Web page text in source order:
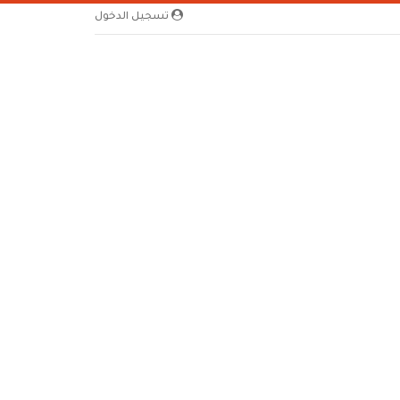
تسجيل الدخول